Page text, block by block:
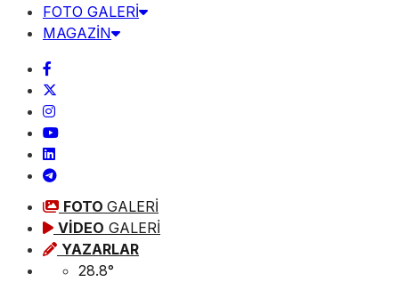
FOTO GALERİ
MAGAZİN
FOTO GALERİ
VİDEO GALERİ
YAZARLAR
28.8°